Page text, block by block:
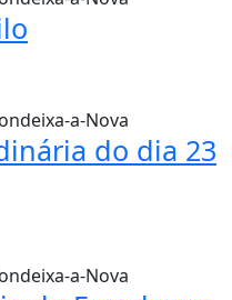
a-Nova
do dia 23
a-Nova